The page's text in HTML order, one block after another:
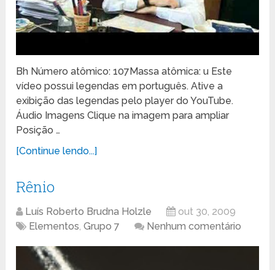
Bh Número atômico: 107Massa atômica: u Este
vídeo possui legendas em português. Ative a
exibição das legendas pelo player do YouTube.
Áudio Imagens Clique na imagem para ampliar
Posição …
[Continue lendo...]
Rênio
Luís Roberto Brudna Holzle
out 30, 2009
Elementos,Grupo 7 Nenhum comentário